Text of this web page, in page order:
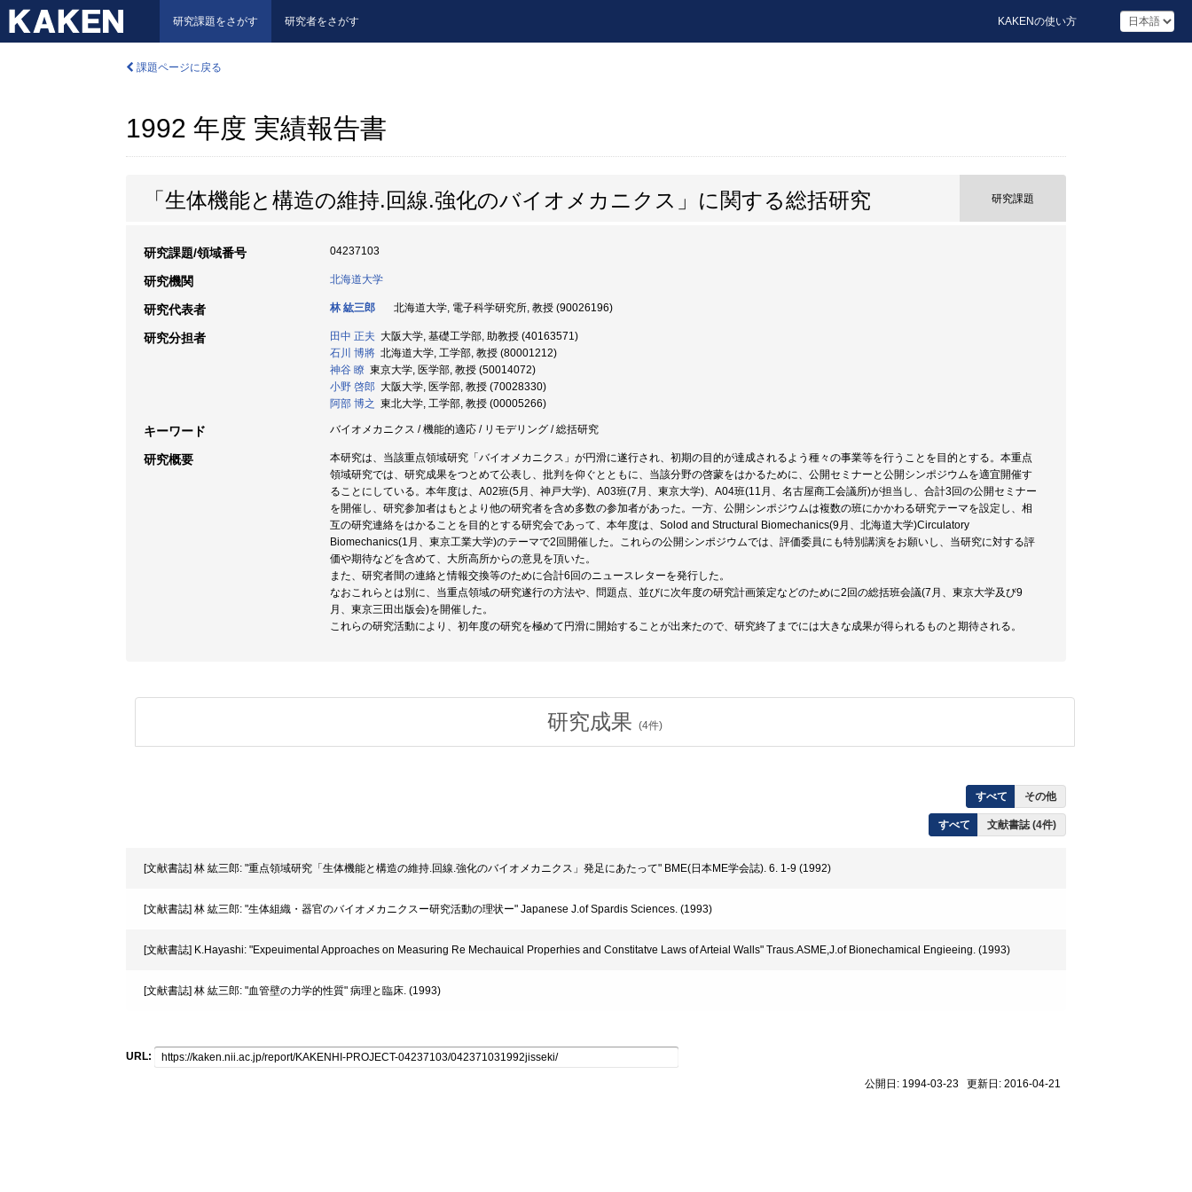
研究課題をさがす 研究者をさがす KAKENの使い方
課題ページに戻る
1992 年度 実績報告書
「生体機能と構造の維持.回線.強化のバイオメカニクス」に関する総括研究 研究課題
研究課題/領域番号 04237103
研究機関 北海道大学
研究代表者 林 紘三郎 北海道大学, 電子科学研究所, 教授 (90026196)
研究分担者 田中 正夫 大阪大学, 基礎工学部, 助教授 (40163571)
石川 博將 北海道大学, 工学部, 教授 (80001212)
神谷 瞭 東京大学, 医学部, 教授 (50014072)
小野 啓郎 大阪大学, 医学部, 教授 (70028330)
阿部 博之 東北大学, 工学部, 教授 (00005266)
キーワード バイオメカニクス / 機能的適応 / リモデリング / 総括研究
研究概要
本研究は、当該重点領域研究「バイオメカニクス」が円滑に遂行され、初期の目的が達成されるよう種々の事業等を行うことを目的とする。本重点
領域研究では、研究成果をつとめて公表し、批判を仰ぐとともに、当該分野の啓蒙をはかるために、公開セミナーと公開シンポジウムを適宜開催す
ることにしている。本年度は、A02班(5月、神戸大学)、A03班(7月、東京大学)、A04班(11月、名古屋商工会議所)が担当し、合計3回の公開セミナー
を開催し、研究参加者はもとより他の研究者を含め多数の参加者があった。一方、公開シンポジウムは複数の班にかかわる研究テーマを設定し、相
互の研究連絡をはかることを目的とする研究会であって、本年度は、Solod and Structural Biomechanics(9月、北海道大学)Circulatory
Biomechanics(1月、東京工業大学)のテーマで2回開催した。これらの公開シンポジウムでは、評価委員にも特別講演をお願いし、当研究に対する評
価や期待などを含めて、大所高所からの意見を頂いた。
また、研究者間の連絡と情報交換等のために合計6回のニュースレターを発行した。
なおこれらとは別に、当重点領域の研究遂行の方法や、問題点、並びに次年度の研究計画策定などのために2回の総括班会議(7月、東京大学及び9
月、東京三田出版会)を開催した。
これらの研究活動により、初年度の研究を極めて円滑に開始することが出来たので、研究終了までには大きな成果が得られるものと期待される。
研究成果 (4件)
すべて その他
すべて 文献書誌 (4件)
[文献書誌] 林 紘三郎: "重点領域研究「生体機能と構造の維持.回線.強化のバイオメカニクス」発足にあたって" BME(日本ME学会誌). 6. 1-9 (1992)
[文献書誌] 林 紘三郎: "生体組織・器官のバイオメカニクスー研究活動の理状ー" Japanese J.of Spardis Sciences. (1993)
[文献書誌] K.Hayashi: "Expeuimental Approaches on Measuring Re Mechauical Properhies and Constitatve Laws of Arteial Walls" Traus.ASME,J.of Bionechamical Engieeing. (1993)
[文献書誌] 林 紘三郎: "血管壁の力学的性質" 病理と臨床. (1993)
URL:
公開日: 1994-03-23 更新日: 2016-04-21